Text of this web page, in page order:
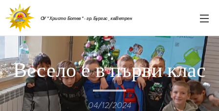
ОУ " Христо Ботев " - гр. Бургас , кв.Ветрен
Весело е в първи клас
04/12/2024